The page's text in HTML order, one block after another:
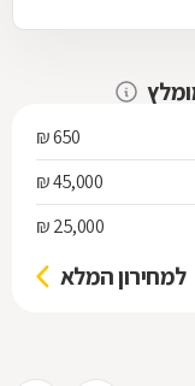
650 ₪
45,000 ₪
25,000 ₪
למחירון המלא